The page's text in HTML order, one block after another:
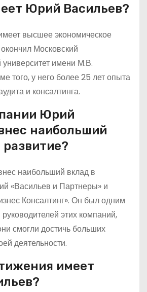
Юрий Васильев?
высшее экономическое
Московский
университет имени М.В.
того, у него более 25 лет опыта
и консалтинга.
Юрий
наибольший
развитие?
наибольший вклад в
«Васильев и Партнеры» и
Консалтинг». Он был одним
этих компаний,
смогли достичь больших
деятельности.
имеет